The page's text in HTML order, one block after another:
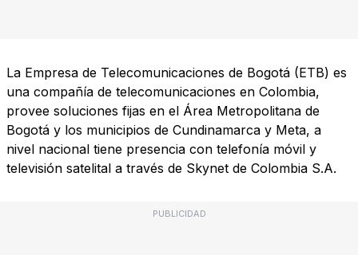
La Empresa de Telecomunicaciones de Bogotá (ETB) es
una compañía de telecomunicaciones en Colombia,
provee soluciones fijas en el Área Metropolitana de
Bogotá y los municipios de Cundinamarca y Meta, a
nivel nacional tiene presencia con telefonía móvil y
televisión satelital a través de Skynet de Colombia S.A.
PUBLICIDAD